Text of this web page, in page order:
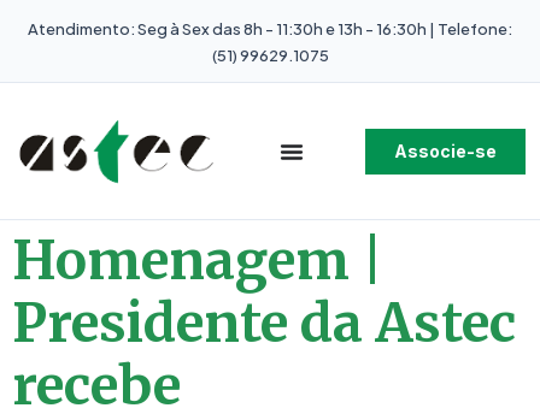
Atendimento: Seg à Sex das 8h - 11:30h e 13h - 16:30h | Telefone:
(51) 99629.1075
Associe-se
Homenagem |
Presidente da Astec
recebe